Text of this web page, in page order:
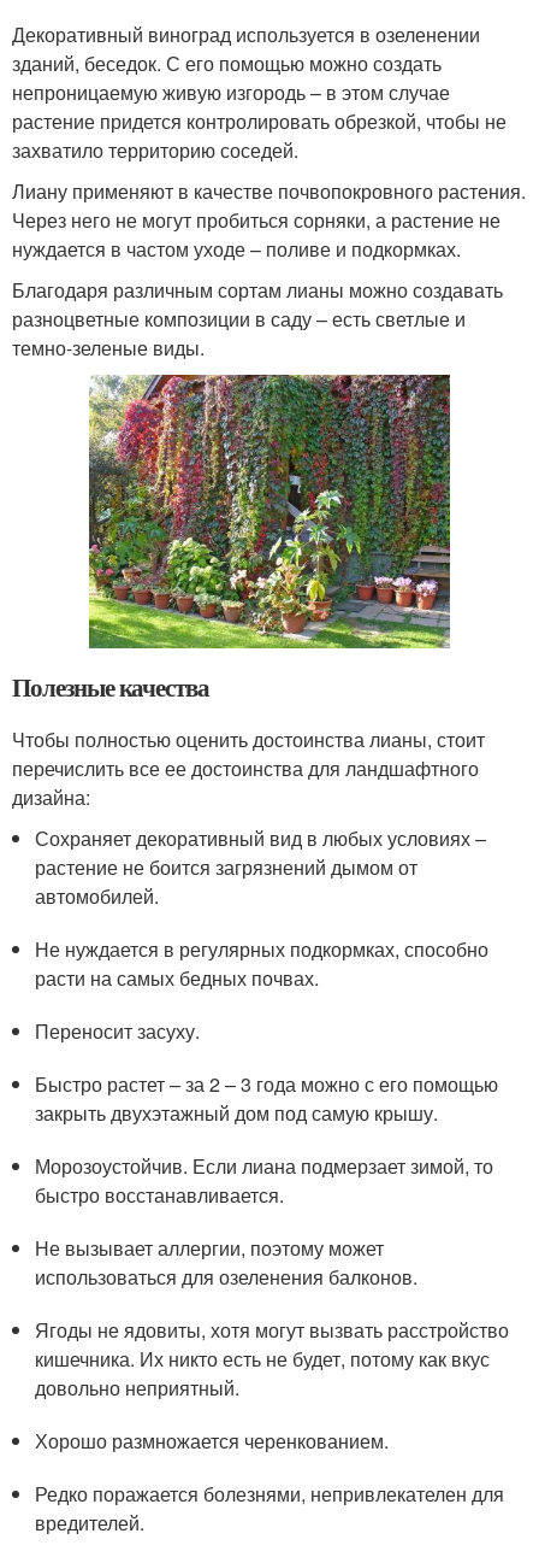
Декоративный виноград используется в озеленении
зданий, беседок. С его помощью можно создать
непроницаемую живую изгородь – в этом случае
растение придется контролировать обрезкой, чтобы не
захватило территорию соседей.
Лиану применяют в качестве почвопокровного растения.
Через него не могут пробиться сорняки, а растение не
нуждается в частом уходе – поливе и подкормках.
Благодаря различным сортам лианы можно создавать
разноцветные композиции в саду – есть светлые и
темно-зеленые виды.
Полезные качества
Чтобы полностью оценить достоинства лианы, стоит
перечислить все ее достоинства для ландшафтного
дизайна:
Сохраняет декоративный вид в любых условиях –
растение не боится загрязнений дымом от
автомобилей.
Не нуждается в регулярных подкормках, способно
расти на самых бедных почвах.
Переносит засуху.
Быстро растет – за 2 – 3 года можно с его помощью
закрыть двухэтажный дом под самую крышу.
Морозоустойчив. Если лиана подмерзает зимой, то
быстро восстанавливается.
Не вызывает аллергии, поэтому может
использоваться для озеленения балконов.
Ягоды не ядовиты, хотя могут вызвать расстройство
кишечника. Их никто есть не будет, потому как вкус
довольно неприятный.
Хорошо размножается черенкованием.
Редко поражается болезнями, непривлекателен для
вредителей.